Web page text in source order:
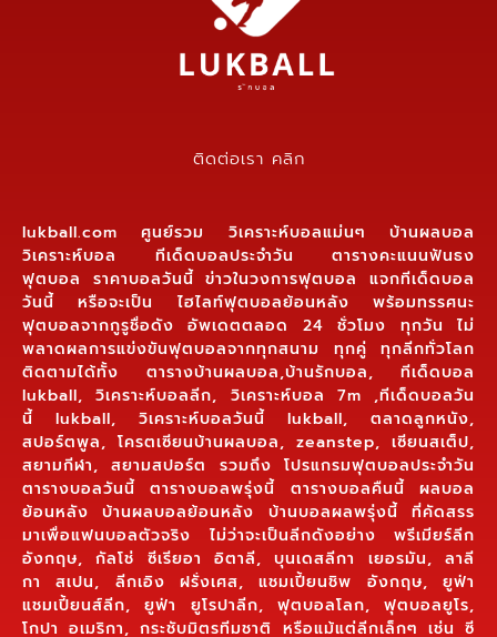
ติดต่อเรา คลิก
lukball.com ศูนย์รวม วิเคราะห์บอลแม่นๆ บ้านผลบอล
วิเคราะห์บอล ทีเด็ดบอลประจำวัน ตารางคะแนนฟันธง
ฟุตบอล ราคาบอลวันนี้ ข่าวในวงการฟุตบอล แจกทีเด็ดบอล
วันนี้ หรือจะเป็น ไฮไลท์ฟุตบอลย้อนหลัง พร้อมทรรศนะ
ฟุตบอลจากกูรูชื่อดัง อัพเดตตลอด 24 ชั่วโมง ทุกวัน ไม่
พลาดผลการแข่งขันฟุตบอลจากทุกสนาม ทุกคู่ ทุกลีกทั่วโลก
ติดตามได้ทั้ง ตารางบ้านผลบอล,บ้านรักบอล, ทีเด็ดบอล
lukball, วิเคราะห์บอลลีก, วิเคราะห์บอล 7m ,ทีเด็ดบอลวัน
นี้ lukball, วิเคราะห์บอลวันนี้ lukball, ตลาดลูกหนัง,
สปอร์ตพูล, โครตเซียนบ้านผลบอล, zeanstep, เซียนสเต็ป,
สยามกีฬา, สยามสปอร์ต รวมถึง โปรแกรมฟุตบอลประจำวัน
ตารางบอลวันนี้ ตารางบอลพรุ่งนี้ ตารางบอลคืนนี้ ผลบอล
ย้อนหลัง บ้านผลบอลย้อนหลัง บ้านบอลผลพรุ่งนี้ ที่คัดสรร
มาเพื่อแฟนบอลตัวจริง ไม่ว่าจะเป็นลีกดังอย่าง พรีเมียร์ลีก
อังกฤษ, กัลโช่ ซีเรียอา อิตาลี, บุนเดสลีกา เยอรมัน, ลาลี
กา สเปน, ลีกเอิง ฝรั่งเศส, แชมเปี้ยนชิพ อังกฤษ, ยูฟ่า
แชมเปี้ยนส์ลีก, ยูฟ่า ยูโรปาลีก, ฟุตบอลโลก, ฟุตบอลยูโร,
โกปา อเมริกา, กระชับมิตรทีมชาติ หรือแม้แต่ลีกเล็กๆ เช่น ซี